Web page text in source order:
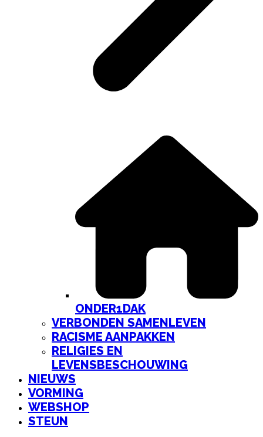
ONDER1DAK
VERBONDEN SAMENLEVEN
RACISME AANPAKKEN
RELIGIES EN
LEVENSBESCHOUWING
NIEUWS
VORMING
WEBSHOP
STEUN